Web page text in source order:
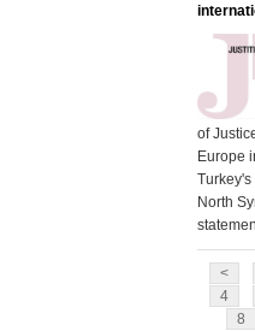
of
Europe
North
<
4
8